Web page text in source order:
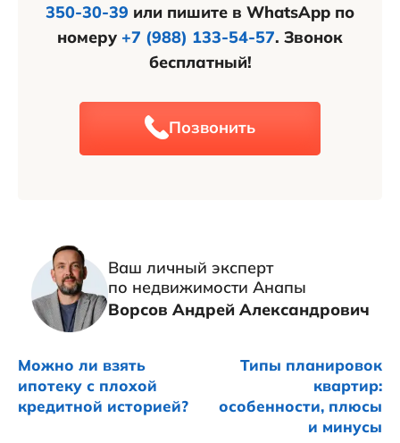
350-30-39 или пишите в WhatsApp по
номеру +7 (988) 133-54-57. Звонок
бесплатный!
Позвонить
Ваш личный эксперт
по недвижимости Анапы
Ворсов Андрей Александрович
Можно ли взять
ипотеку с плохой
кредитной историей?
Типы планировок
квартир:
особенности, плюсы
и минусы